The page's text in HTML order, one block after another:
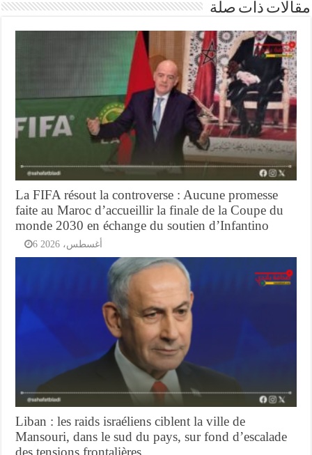
مقالات ذات صلة
La FIFA résout la controverse : Aucune promesse
faite au Maroc d’accueillir la finale de la Coupe du
monde 2030 en échange du soutien d’Infantino
6 أغسطس، 2026
Liban : les raids israéliens ciblent la ville de
Mansouri, dans le sud du pays, sur fond d’escalade
des tensions frontalières